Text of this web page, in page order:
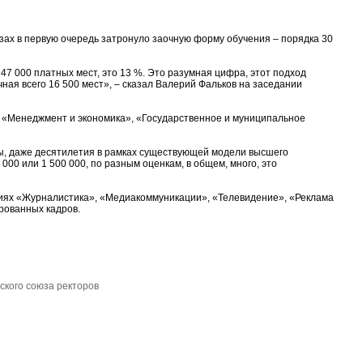
в первую очередь затронуло заочную форму обучения – порядка 30
000 платных мест, это 13 %. Это разумная цифра, этот подход
всего 16 500 мест», – сказал Валерий Фальков на заседании
и экономика», «Государственное и муниципальное
даже десятилетия в рамках существующей модели высшего
или 1 500 000, по разным оценкам, в общем, много, это
«Журналистика», «Медиакоммуникации», «Телевидение», «Реклама
кадров.
союза ректоров